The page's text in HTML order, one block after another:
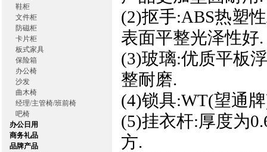
鞋柜
文件柜
防磁柜
卡片柜
板式家具
保险箱
办公椅
沙发
曲木椅
经理/主管椅/班前椅
吧椅
办公日用
商务礼品
品牌产品
(2)抠手:ABS热塑
表面平整光泽性好.
(3)玻璃:优质平板
整耐磨.
(4)锁具:WT(望通
(5)挂衣杆:厚度为
方.